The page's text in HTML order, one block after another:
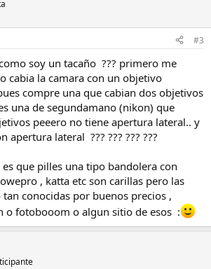
#3
soy un tacaño ??? primero me
cabia la camara con un objetivo
compre una que cabian dos objetivos
una de segundamano (nikon) que
peeero no tiene apertura lateral.. y
apertura lateral ??? ??? ??? ???
que pilles una tipo bandolera con
, katta etc son carillas pero las
conocidas por buenos precios ,
o fotobooom o algun sitio de esos :